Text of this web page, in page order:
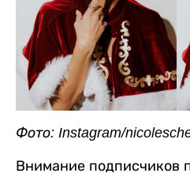
Фото: Instagram/
Внимание подписчиков